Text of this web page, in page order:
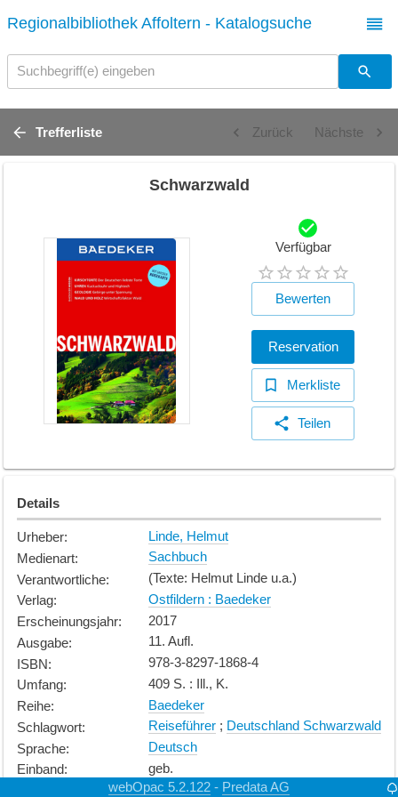
Regionalbibliothek Affoltern - Katalogsuche
Suchbegriff(e) eingeben
Trefferliste Zurück Nächste
Schwarzwald
Verfügbar
Bewerten
Reservation
Merkliste
Teilen
Details
Urheber:
Linde, Helmut
Medienart:
Sachbuch
Verantwortliche:
(Texte: Helmut Linde u.a.)
Verlag:
Ostfildern : Baedeker
Erscheinungsjahr:
2017
Ausgabe:
11. Aufl.
ISBN:
978-3-8297-1868-4
Umfang:
409 S. : Ill., K.
Reihe:
Baedeker
Schlagwort: Reiseführer; Deutschland Schwarzwald
Sprache:
Deutsch
Einband:
geb.
Erwachsene
webOpac 5.2.122 - Predata AG